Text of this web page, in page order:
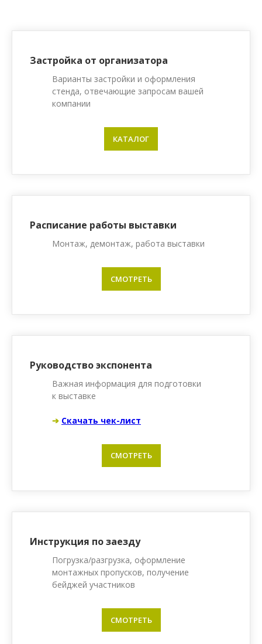
Застройка от организатора
Варианты застройки и оформления
стенда, отвечающие запросам вашей
компании
КАТАЛОГ
Расписание работы выставки
Монтаж, демонтаж, работа выставки
СМОТРЕТЬ
Руководство экспонента
Важная информация для подготовки
к выставке
➔ Скачать чек-лист
СМОТРЕТЬ
Инструкция по заезду
Погрузка/разгрузка, оформление
монтажных пропусков, получение
бейджей участников
СМОТРЕТЬ